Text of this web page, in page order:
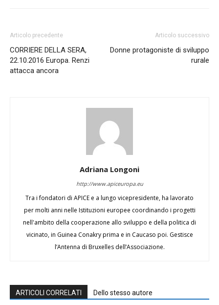
Articolo precedente
CORRIERE DELLA SERA,
22.10.2016 Europa. Renzi
attacca ancora
Articolo successivo
Donne protagoniste di sviluppo
rurale
Adriana Longoni
http://www.apiceuropa.eu
Tra i fondatori di APICE e a lungo vicepresidente, ha lavorato
per molti anni nelle Istituzioni europee coordinando i progetti
nell'ambito della cooperazione allo sviluppo e della politica di
vicinato, in Guinea Conakry prima e in Caucaso poi. Gestisce
l’Antenna di Bruxelles dell’Associazione.
ARTICOLI CORRELATI Dello stesso autore